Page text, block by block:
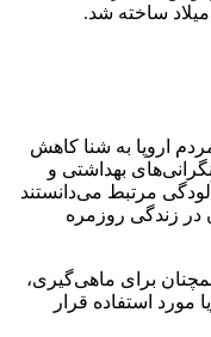
ساخته شد.
اروپا به شنا کاهش
بهداشتی و
مرتبط می‌دانستند
در زندگی روزمره
برای ماهی‌گیری،
مورد استفاده قرار